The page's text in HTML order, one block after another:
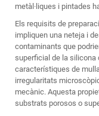
metàl·liques i pintades
Els requisits de
impliquen una neteja i
contaminants que
superficial de la silicona
característiques de
irregularitats
mecànic. Aquesta
substrats porosos o